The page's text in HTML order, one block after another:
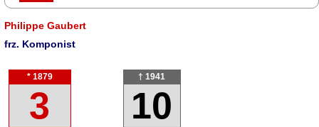
Philippe Gaubert
frz. Komponist
* 1879
3
† 1941
10